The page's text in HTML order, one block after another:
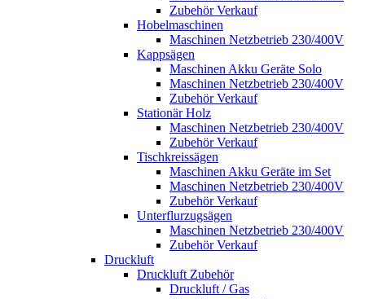
Zubehör Verkauf
Hobelmaschinen
Maschinen Netzbetrieb 230/400V
Kappsägen
Maschinen Akku Geräte Solo
Maschinen Netzbetrieb 230/400V
Zubehör Verkauf
Stationär Holz
Maschinen Netzbetrieb 230/400V
Zubehör Verkauf
Tischkreissägen
Maschinen Akku Geräte im Set
Maschinen Netzbetrieb 230/400V
Zubehör Verkauf
Unterflurzugsägen
Maschinen Netzbetrieb 230/400V
Zubehör Verkauf
Druckluft
Druckluft Zubehör
Druckluft / Gas